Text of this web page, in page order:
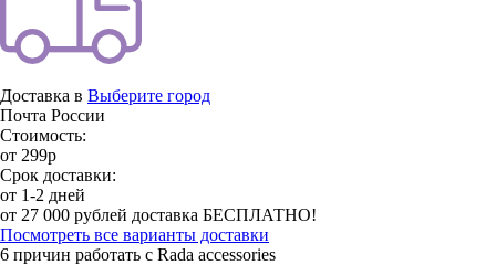
Доставка в Выберите город
Почта России
Стоимость:
от 299р
Срок доставки:
от 1-2 дней
от 27 000 рублей доставка БЕСПЛАТНО!
Посмотреть все варианты доставки
6 причин работать с Rada accessories